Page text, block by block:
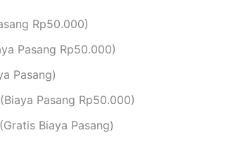
Rp50.000)
Pasang Rp50.000)
Pasang)
Pasang Rp50.000)
Biaya Pasang)